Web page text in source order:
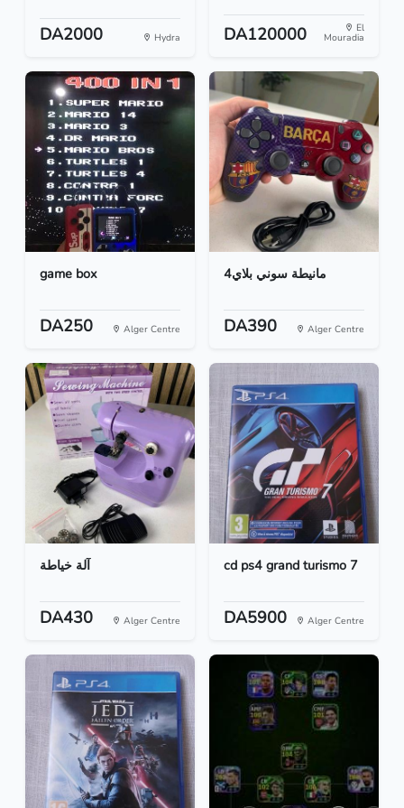
DA2000 Hydra DA120000 El
Mouradia
game box
DA250 Alger Centre
مانيطة سوني بلاي4
DA390 Alger Centre
آلة خياطة
DA430 Alger Centre
cd ps4 grand turismo 7
DA5900 Alger Centre